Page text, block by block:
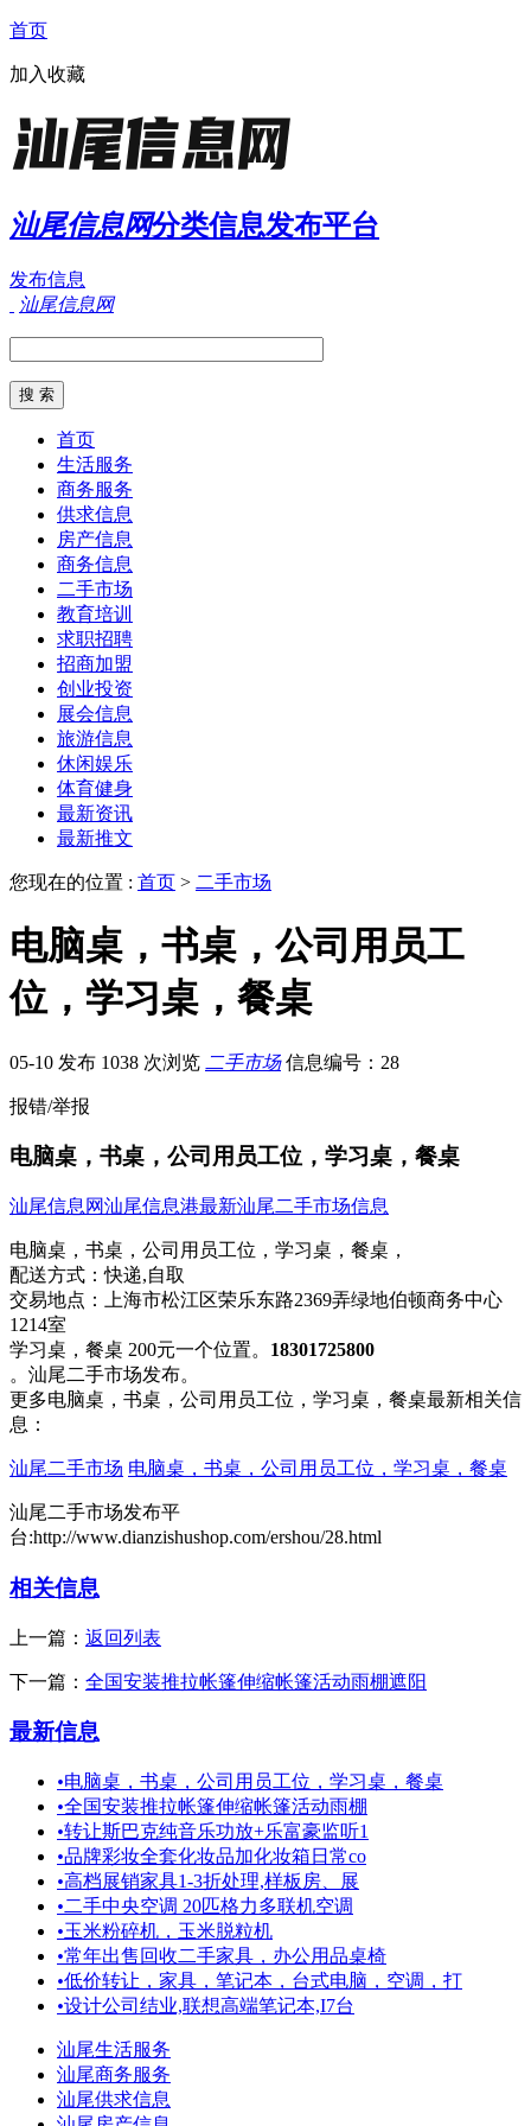
首页
加入收藏
汕尾信息网分类信息发布平台
发布信息
汕尾信息网
首页
生活服务
商务服务
供求信息
房产信息
商务信息
二手市场
教育培训
求职招聘
招商加盟
创业投资
展会信息
旅游信息
休闲娱乐
体育健身
最新资讯
最新推文
您现在的位置 : 首页 > 二手市场
电脑桌，书桌，公司用员工
位，学习桌，餐桌
05-10 发布 1038 次浏览 二手市场 信息编号：28
报错/举报
电脑桌，书桌，公司用员工位，学习桌，餐桌
汕尾信息网汕尾信息港最新汕尾二手市场信息
电脑桌，书桌，公司用员工位，学习桌，餐桌，
配送方式：快递,自取
交易地点：
上海市松江区荣乐东路2369弄绿地伯顿商务中心
1214室
学习桌，餐桌 200元一个位置。​‌‌ 18301725800
。汕尾二手市场发布。
更多电脑桌，书桌，公司用员工位，学习桌，餐桌最新相关信
息：
汕尾二手市场 电脑桌，书桌，公司用员工位，学习桌，餐桌
汕尾二手市场发布平
台:http://www.dianzishushop.com/ershou/28.html
相关信息
上一篇： 返回列表
下一篇： 全国安装推拉帐篷伸缩帐篷活动雨棚遮阳
最新信息
•电脑桌，书桌，公司用员工位，学习桌，餐桌
•全国安装推拉帐篷伸缩帐篷活动雨棚
•转让斯巴克纯音乐功放+乐富豪监听1
•品牌彩妆全套化妆品加化妆箱日常co
•高档展销家具1-3折处理,样板房、展
•二手中央空调 20匹格力多联机空调
•玉米粉碎机，玉米脱粒机
•常年出售回收二手家具，办公用品桌椅
•低价转让，家具，笔记本，台式电脑，空调，打
•设计公司结业,联想高端笔记本,I7台
汕尾生活服务
汕尾商务服务
汕尾供求信息